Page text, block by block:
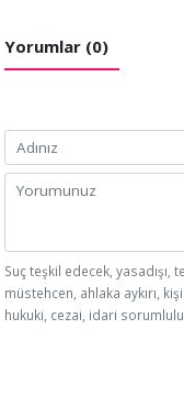
Yorumlar (0)
Suç teşkil edecek, yasadışı,
müstehcen, ahlaka aykırı,
hukuki, cezai, idari